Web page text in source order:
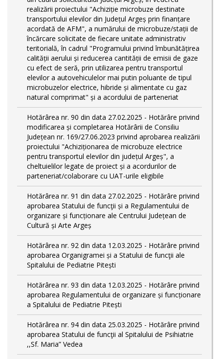
realizării proiectului "Achiziție microbuze destinate
transportului elevilor din Județul Argeș prin finanțare
acordată de AFM", a numărului de microbuze/stații de
încărcare solicitate de fiecare unitate administrativ
teritorială, în cadrul "Programului privind îmbunătățirea
calității aerului și reducerea cantității de emisii de gaze
cu efect de seră, prin utilizarea pentru transportul
elevilor a autovehiculelor mai putin poluante de tipul
microbuzelor electrice, hibride și alimentate cu gaz
natural comprimat" și a acordului de parteneriat
Hotărârea nr. 90 din data 27.02.2025 - Hotărâre privind
modificarea și completarea Hotărârii de Consiliu
Județean nr. 169/27.06.2023 privind aprobarea realizării
proiectului "Achiziționarea de microbuze electrice
pentru transportul elevilor din județul Argeș", a
cheltuielilor legate de proiect și a acordurilor de
parteneriat/colaborare cu UAT-urile eligibile
Hotărârea nr. 91 din data 27.02.2025 - Hotărâre privind
aprobarea Statului de funcţii și a Regulamentului de
organizare și funcționare ale Centrului Județean de
Cultură și Arte Argeș
Hotărârea nr. 92 din data 12.03.2025 - Hotărâre privind
aprobarea Organigramei și a Statului de funcţii ale
Spitalului de Pediatrie Pitești
Hotărârea nr. 93 din data 12.03.2025 - Hotărâre privind
aprobarea Regulamentului de organizare și funcționare
a Spitalului de Pediatrie Pitești
Hotărârea nr. 94 din data 25.03.2025 - Hotărâre privind
aprobarea Statului de funcţii al Spitalului de Psihiatrie
,,Sf. Maria” Vedea